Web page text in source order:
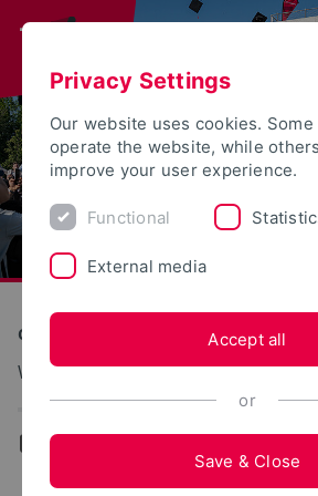
Construction and Environment
Wasserbau und Wasserwirtschaft
Privacy Settings
Our website uses cookies.
operate the website, while
improve your user experience.
Functional
External media
Accept all
or
Save & Close